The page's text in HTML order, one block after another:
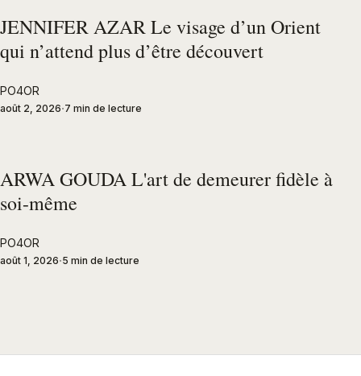
JENNIFER AZAR Le visage d’un Orient
qui n’attend plus d’être découvert
PO4OR
août 2, 2026 7 min de lecture
ARWA GOUDA L'art de demeurer fidèle à
soi-même
PO4OR
août 1, 2026 5 min de lecture